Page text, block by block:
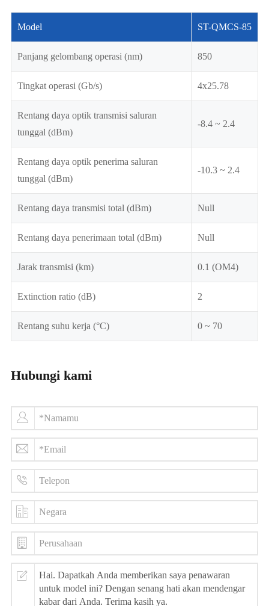
Model ST-QMCS-85
Panjang gelombang operasi (nm) 850
Tingkat operasi (Gb/s) 4x25.78
Rentang daya optik transmisi saluran
tunggal (dBm)
-8.4 ~ 2.4
Rentang daya optik penerima saluran
tunggal (dBm)
-10.3 ~ 2.4
Rentang daya transmisi total (dBm) Null
Rentang daya penerimaan total (dBm) Null
Jarak transmisi (km) 0.1 (OM4)
Extinction ratio (dB) 2
Rentang suhu kerja (°C) 0 ~ 70
Hubungi kami